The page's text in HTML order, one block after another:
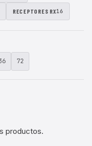
RECEPTORES RX16
72
productos.